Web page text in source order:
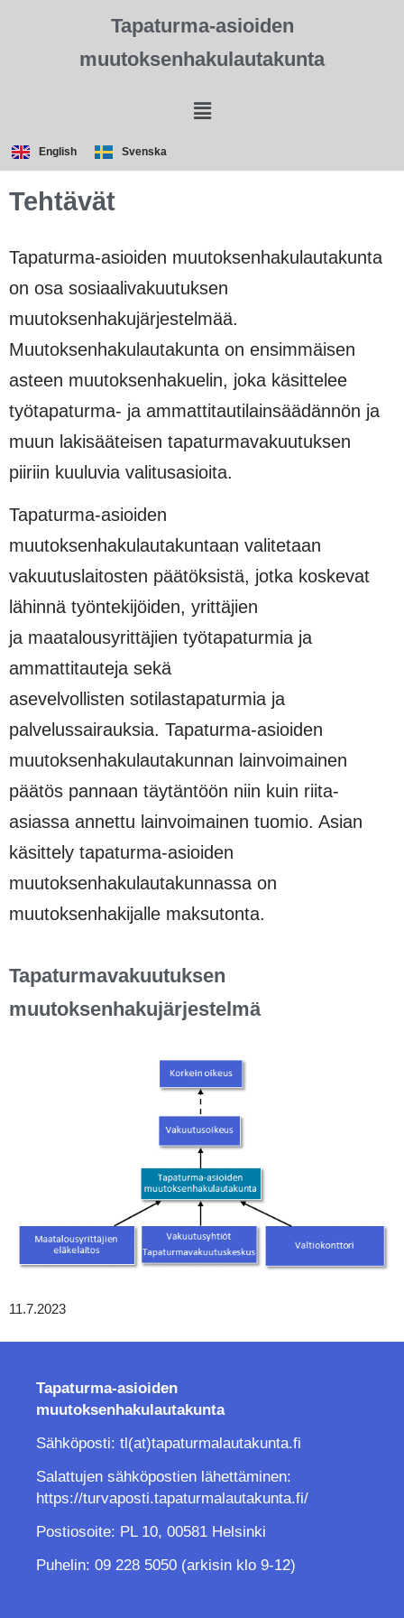
Tapaturma-asioiden
muutoksenhakulautakunta
English Svenska
Tehtävät
Tapaturma-asioiden muutoksenhakulautakunta
on osa sosiaalivakuutuksen
muutoksenhakujärjestelmää.
Muutoksenhakulautakunta on ensimmäisen
asteen muutoksenhakuelin, joka käsittelee
työtapaturma- ja ammattitautilainsäädännön ja
muun lakisääteisen tapaturmavakuutuksen
piiriin kuuluvia valitusasioita.
Tapaturma-asioiden
muutoksenhakulautakuntaan valitetaan
vakuutuslaitosten päätöksistä, jotka koskevat
lähinnä työntekijöiden, yrittäjien
ja maatalousyrittäjien työtapaturmia ja
ammattitauteja sekä
asevelvollisten sotilastapaturmia ja
palvelussairauksia. Tapaturma-asioiden
muutoksenhakulautakunnan lainvoimainen
päätös pannaan täytäntöön niin kuin riita-
asiassa annettu lainvoimainen tuomio. Asian
käsittely tapaturma-asioiden
muutoksenhakulautakunnassa on
muutoksenhakijalle maksutonta.
Tapaturmavakuutuksen
muutoksenhakujärjestelmä
11.7.2023
Tapaturma-asioiden
muutoksenhakulautakunta
Sähköposti: tl(at)tapaturmalautakunta.fi
Salattujen sähköpostien lähettäminen:
https://turvaposti.tapaturmalautakunta.fi/
Postiosoite: PL 10, 00581 Helsinki
Puhelin: 09 228 5050 (arkisin klo 9-12)